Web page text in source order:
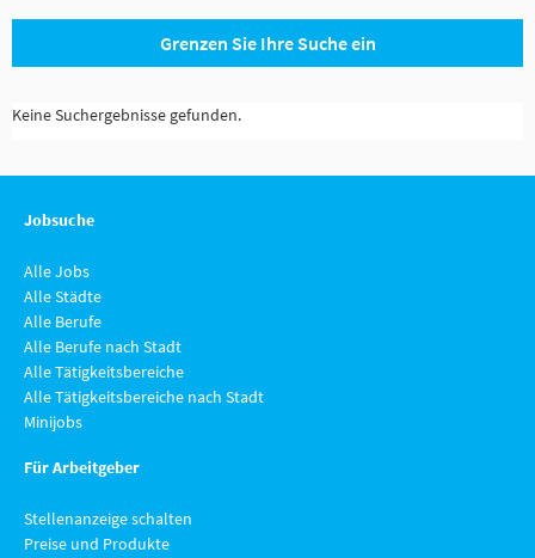
Grenzen Sie Ihre Suche ein
Keine Suchergebnisse gefunden.
Jobsuche
Alle Jobs
Alle Städte
Alle Berufe
Alle Berufe nach Stadt
Alle Tätigkeitsbereiche
Alle Tätigkeitsbereiche nach Stadt
Minijobs
Für Arbeitgeber
Stellenanzeige schalten
Preise und Produkte